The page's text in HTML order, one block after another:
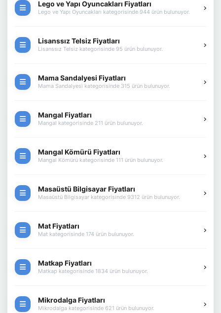
Lego ve Yapı Oyuncakları Fiyatları
Lego ve Yapı Oyuncakları kategorisinde 944 ürün bulunuyor.
Lisanssız Telsiz Fiyatları
Lisanssız Telsiz kategorisinde 95 ürün bulunuyor.
Mama Sandalyesi Fiyatları
Mama Sandalyesi kategorisinde 315 ürün bulunuyor.
Mangal Fiyatları
Mangal kategorisinde 211 ürün bulunuyor.
Mangal Kömürü Fiyatları
Mangal Kömürü kategorisinde 111 ürün bulunuyor.
Masaüstü Bilgisayar Fiyatları
Masaüstü Bilgisayar kategorisinde 9312 ürün bulunuyor.
Mat Fiyatları
Mat kategorisinde 174 ürün bulunuyor.
Matkap Fiyatları
Matkap kategorisinde 1834 ürün bulunuyor.
Mikrodalga Fiyatları
Mikrodalga kategorisinde 621 ürün bulunuyor.